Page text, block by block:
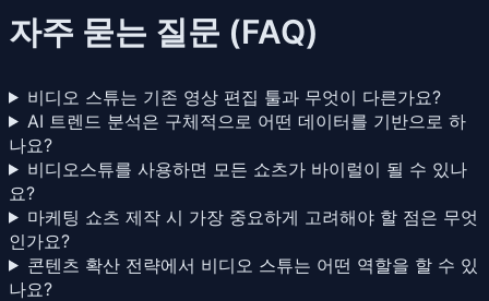
자주 묻는 질문 (FAQ)
비디오 스튜는 기존 영상 편집 툴과 무엇이 다른가요?
AI 트렌드 분석은 구체적으로 어떤 데이터를 기반으로 하
나요?
비디오스튜를 사용하면 모든 쇼츠가 바이럴이 될 수 있나
요?
마케팅 쇼츠 제작 시 가장 중요하게 고려해야 할 점은 무엇
인가요?
콘텐츠 확산 전략에서 비디오 스튜는 어떤 역할을 할 수 있
나요?